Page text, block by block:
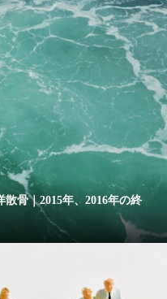
骨｜2015年、2016年の終